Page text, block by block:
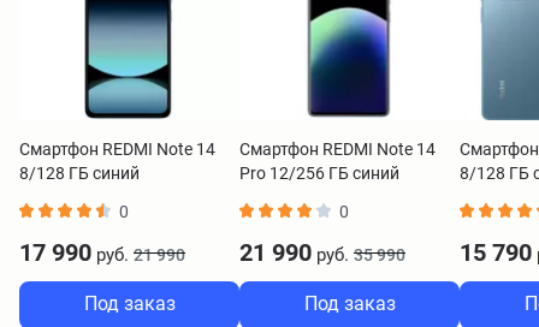
Смартфон REDMI Note 14
8/128 ГБ синий
0
17 990 руб. 21 990
Под заказ
Смартфон REDMI Note 14
Pro 12/256 ГБ синий
0
21 990 руб. 35 990
Под заказ
Смартфон
8/128 ГБ
15 790